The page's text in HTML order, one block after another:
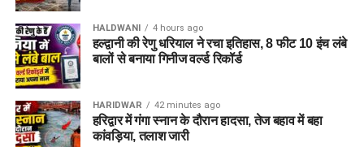
HALDWANI 4 hours ago
हल्द्वानी की रेणु धरियाल ने रचा इतिहास, 8 फीट 10 इंच लंबे
बालों से बनाया गिनीज वर्ल्ड रिकॉर्ड
HARIDWAR 42 minutes ago
हरिद्वार में गंगा स्नान के दौरान हादसा, तेज बहाव में बहा
कांवड़िया, तलाश जारी